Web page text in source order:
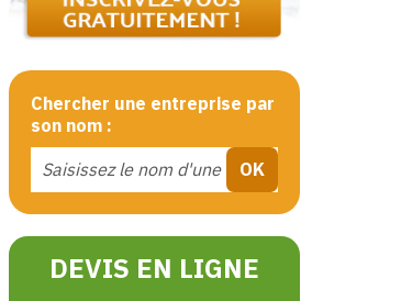
Chercher une entreprise par
son nom :
DEVIS EN LIGNE